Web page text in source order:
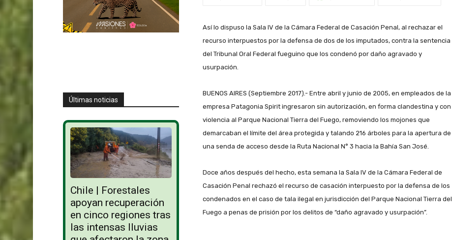
Últimas noticias
Chile | Forestales
apoyan recuperación
en cinco regiones tras
las intensas lluvias
Así lo dispuso la Sala IV de la Cámara Federal de Casación Penal, al rechazar el
recurso interpuestos por la defensa de dos de los imputados, contra la sentencia
del Tribunal Oral Federal fueguino que los condenó por daño agravado y
usurpación.
BUENOS AIRES (Septiembre 2017).- Entre abril y junio de 2005, en empleados de la
empresa Patagonia Spirit ingresaron sin autorización, en forma clandestina y con
violencia al Parque Nacional Tierra del Fuego, removiendo los mojones que
demarcaban el límite del área protegida y talando 216 árboles para la apertura de
una senda de acceso desde la Ruta Nacional N° 3 hacia la Bahía San José.
Doce años después del hecho, esta semana la Sala IV de la Cámara Federal de
Casación Penal rechazó el recurso de casación interpuesto por la defensa de los
condenados en el caso de tala ilegal en jurisdicción del Parque Nacional Tierra del
Fuego a penas de prisión por los delitos de “daño agravado y usurpación”.